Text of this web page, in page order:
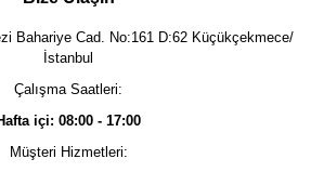
Bahariye Cad. No:161 D:62 Küçükçekmece/
İstanbul
Çalışma Saatleri:
içi: 08:00 - 17:00
Müşteri Hizmetleri: